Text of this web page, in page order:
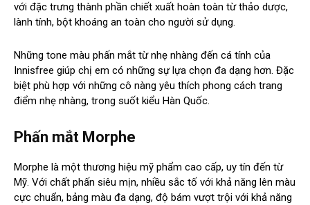
với đặc trưng thành phần chiết xuất hoàn toàn từ thảo dược,
lành tính, bột khoáng an toàn cho người sử dụng.
Những tone màu phấn mắt từ nhẹ nhàng đến cá tính của
Innisfree giúp chị em có những sự lựa chọn đa dạng hơn. Đặc
biệt phù hợp với những cô nàng yêu thích phong cách trang
điểm nhẹ nhàng, trong suốt kiểu Hàn Quốc.
Phấn mắt Morphe
Morphe là một thương hiệu mỹ phẩm cao cấp, uy tín đến từ
Mỹ. Với chất phấn siêu mịn, nhiều sắc tố với khả năng lên màu
cực chuẩn, bảng màu đa dạng, độ bám vượt trội với khả năng